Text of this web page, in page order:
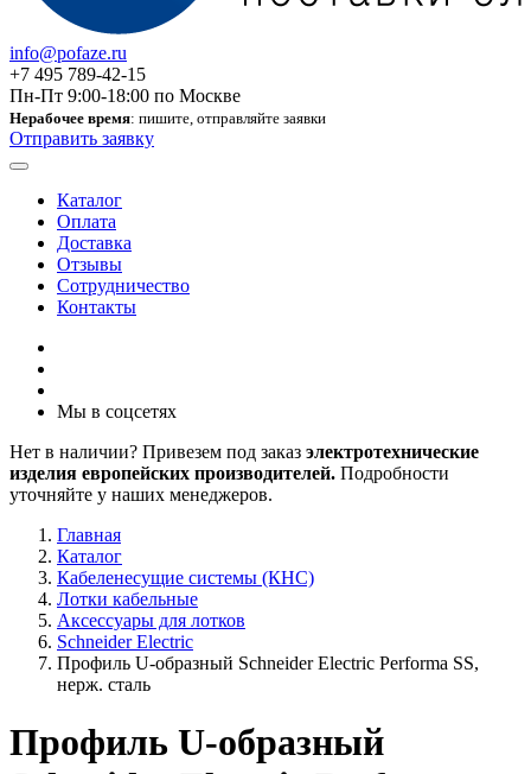
info@pofaze.ru
+7 495 789-42-15
Пн-Пт 9:00-18:00 по Москве
Нерабочее время: пишите, отправляйте заявки
Отправить заявку
Каталог
Оплата
Доставка
Отзывы
Сотрудничество
Контакты
Мы в соцсетях
Нет в наличии? Привезем под заказ электротехнические
изделия европейских производителей. Подробности
уточняйте у наших менеджеров.
Главная
Каталог
Кабеленесущие системы (КНС)
Лотки кабельные
Аксессуары для лотков
Schneider Electric
Профиль U-образный Schneider Electric Performa SS,
нерж. сталь
Профиль U-образный